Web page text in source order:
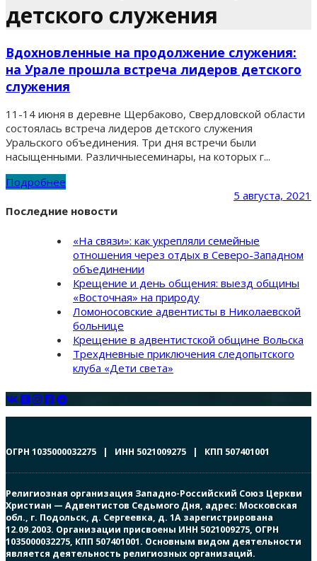
детского служения
Вдохновленные на продолжение служения:
на Урале прошла встреча лидеров детского
служения
11-14 июня в деревне Щербаково, Свердловской области
состоялась встреча лидеров детского служения
Уральского объединения. Три дня встречи были
насыщенными. Различныесеминары, на которых г...
Подробнее
5 августа, 2021
Последние новости
«На связи»: как укрепляли семейные
отношения через отдых в Северо-Западном
объединении
Крещение и день общения: выезд общины
«Восточная» на природу
Ломоносовские адвентисты в Николаевской
больнице
Крещение в адвентистской общине Вольска
Трехдневные приключения следопытского
клуба «Дети света»
ОГРН 1035000032275 | ИНН 5021009275 | КПП 507401001
Религиозная организация Западно-Российский Союз Церкви
Христиан — Адвентистов Седьмого Дня, адрес: Московская
обл., г. Подольск, д. Сергеевка, д. 1А зарегистрирована
12.09.2003. Организации присвоены ИНН 5021009275, ОГРН
1035000032275, КПП 507401001. Основным видом деятельности
является деятельность религиозных организаций.